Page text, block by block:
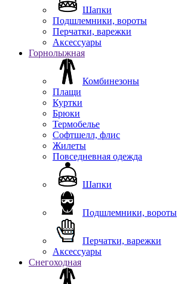
Шапки
Подшлемники, вороты
Перчатки, варежки
Аксессуары
Горнолыжная
Комбинезоны
Плащи
Куртки
Брюки
Термобелье
Софтшелл, флис
Жилеты
Повседневная одежда
Шапки
Подшлемники, вороты
Перчатки, варежки
Аксессуары
Снегоходная